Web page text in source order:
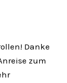
Danke
zum